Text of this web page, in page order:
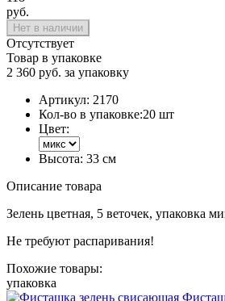
руб.
Нет в наличии
Отсутствует
Товар в упаковке
2 360 руб. за упаковку
Артикул: 2170
Кол-во в упаковке:20 шт
Цвет:
Высота: 33 см
Описание товара
Зелень цветная, 5 веточек, упаковка
Не требуют распаривания!
Похожие товары:
упаковка